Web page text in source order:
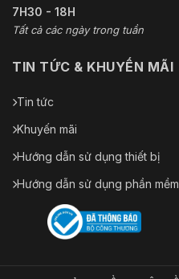
7H30 - 18H
Tất cả các ngày trong tuần
TIN TỨC & KHUYẾN MÃI
Tin tức
Khuyến mãi
Hướng dẫn sử dụng thiết bị
Hướng dẫn sử dụng phần mềm